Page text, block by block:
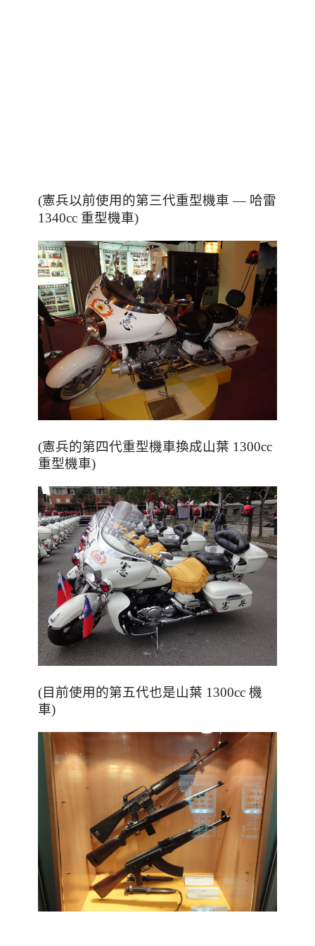
(憲兵以前使用的第三代重型機車 — 哈雷
1340cc 重型機車)
(憲兵的第四代重型機車換成山葉 1300cc
重型機車)
(目前使用的第五代也是山葉 1300cc 機
車)